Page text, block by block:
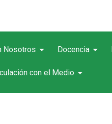
Nosotros arrow_drop_down Docencia arrow_drop_down
con el Medio arrow_drop_down